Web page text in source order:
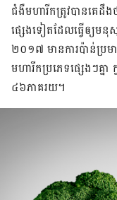
ជំងឺ​មហារី​ក​ត្រូវ​បាន​គេ​
ផ្សេងទៀត​ដែល​ធ្វើ​ឲ្យ​ម
២០១៧ មាន​ការ​ប៉ាន់​ប្រ
មហារីក​ប្រភេទ​ផ្សេងៗ​គ្
៤៦​ភាគ​រយ​។